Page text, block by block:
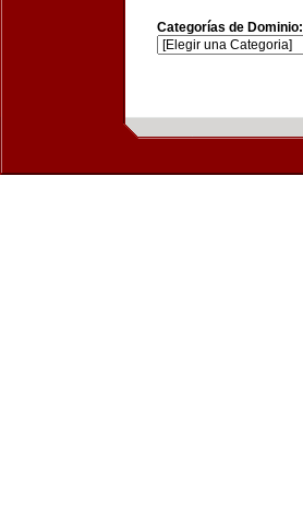
Categorías de Dominio: